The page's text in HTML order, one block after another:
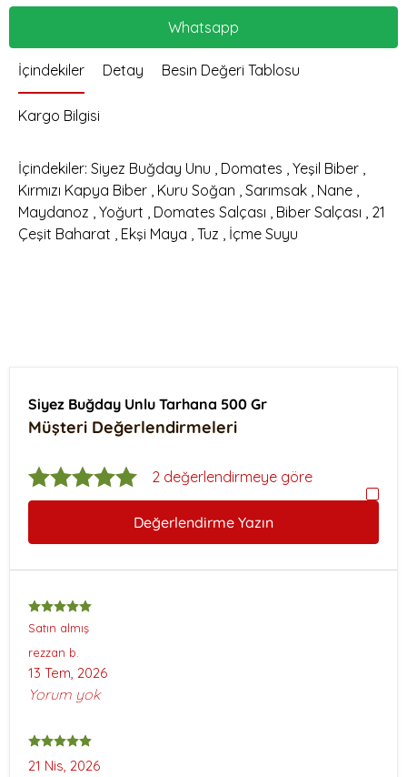
Whatsapp
İçindekiler Detay Besin Değeri Tablosu
Kargo Bilgisi
İçindekiler: Siyez Buğday Unu , Domates , Yeşil Biber ,
Kırmızı Kapya Biber , Kuru Soğan , Sarımsak , Nane ,
Maydanoz , Yoğurt , Domates Salçası , Biber Salçası , 21
Çeşit Baharat , Ekşi Maya , Tuz , İçme Suyu
Siyez Buğday Unlu Tarhana 500 Gr
Müşteri Değerlendirmeleri
2 değerlendirmeye göre
Değerlendirme Yazın
Satın almış
rezzan b.
13 Tem, 2026
Yorum yok
21 Nis, 2026